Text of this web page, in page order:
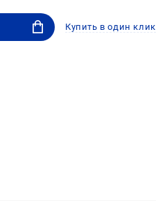
Купить в один клик